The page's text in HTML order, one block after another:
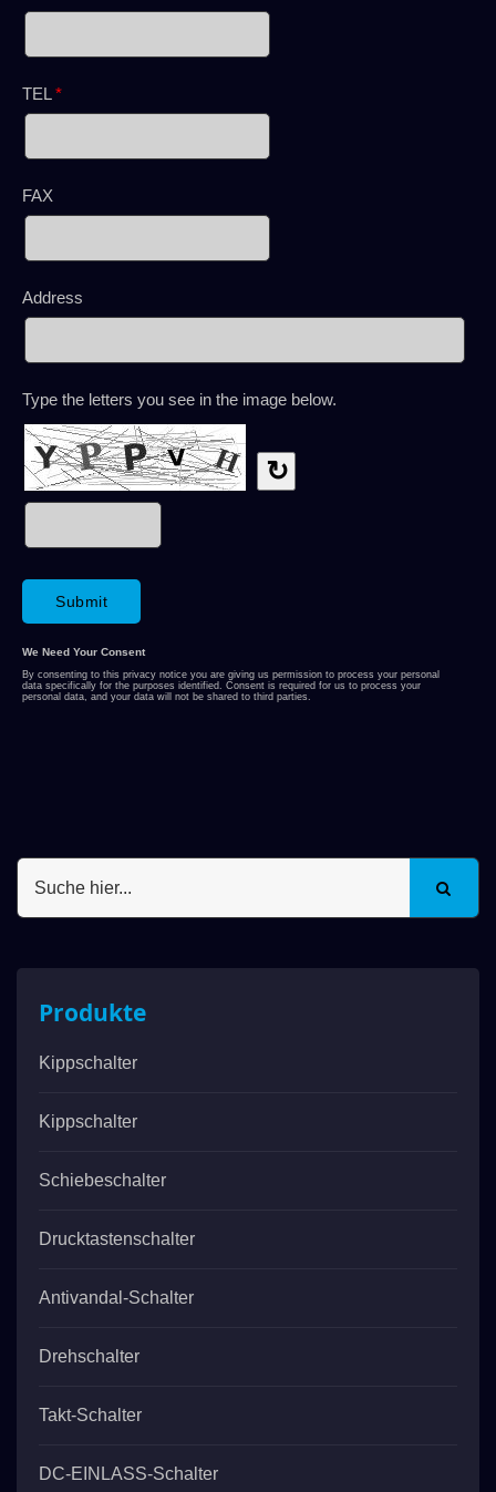
Produkte
Kippschalter
Kippschalter
Schiebeschalter
Drucktastenschalter
Antivandal-Schalter
Drehschalter
Takt-Schalter
DC-EINLASS-Schalter